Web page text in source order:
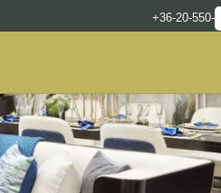
+36-20-550-